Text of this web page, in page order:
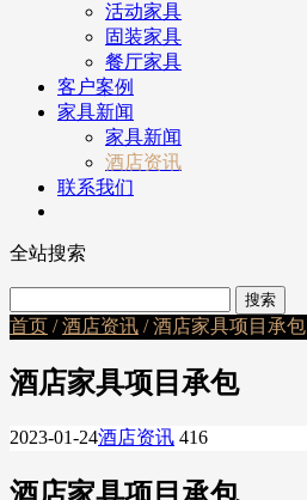
活动家具
固装家具
餐厅家具
客户案例
家具新闻
家具新闻
酒店资讯
联系我们
全站搜索
首页 /酒店资讯 / 酒店家具项目承包
酒店家具项目承包
2023-01-24酒店资讯 416
酒店家具项目承包